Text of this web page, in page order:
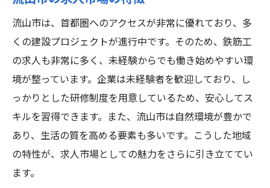
流山市は、首都圏へのアクセスが非常に優れており、多
くの建設プロジェクトが進行中です。そのため、鉄筋工
の求人も非常に多く、未経験からでも働き始めやすい環
境が整っています。企業は未経験者を歓迎しており、し
っかりとした研修制度を用意しているため、安心してス
キルを習得できます。また、流山市は自然環境が豊かで
あり、生活の質を高める要素も多いです。こうした地域
の特性が、求人市場としての魅力をさらに引き立ててい
ます。